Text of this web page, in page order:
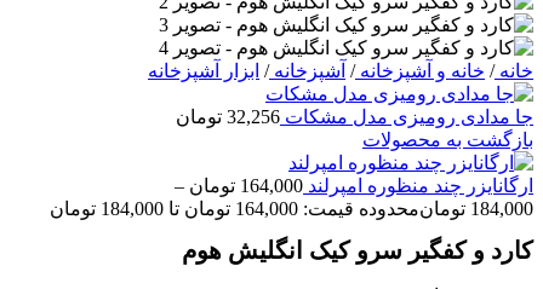
خانه/ خانه و آشپزخانه/ آشپزخانه/ ابزار آشپزخانه
جا مدادی رومیزی مدل مشکات 32,256 تومان
بازگشت به محصولات
ارگانایزر چند منظوره امپرلند 164,000 تومان –
184,000 تومانمحدوده قیمت: 164,000 تومان تا 184,000 تومان
کارد و کفگیر سرو کیک انگلیش هوم